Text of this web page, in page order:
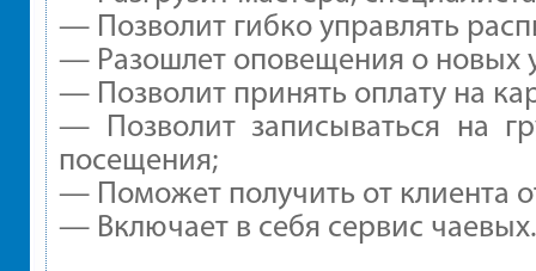
— Позволит гибко управлять
— Разошлет оповещения о новых
— Позволит принять оплату на
— Позволит записываться на
посещения;
— Поможет получить от клиента
— Включает в себя сервис чаевых.